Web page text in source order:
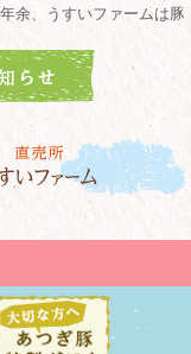
余、うすいファームは豚